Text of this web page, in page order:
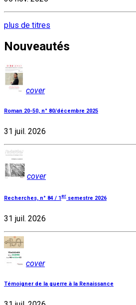
plus de titres
Nouveautés
cover
Roman 20-50, n° 80/décembre 2025
31 juil. 2026
cover
Recherches, n° 84 / 1er semestre 2026
31 juil. 2026
cover
Témoigner de la guerre à la Renaissance